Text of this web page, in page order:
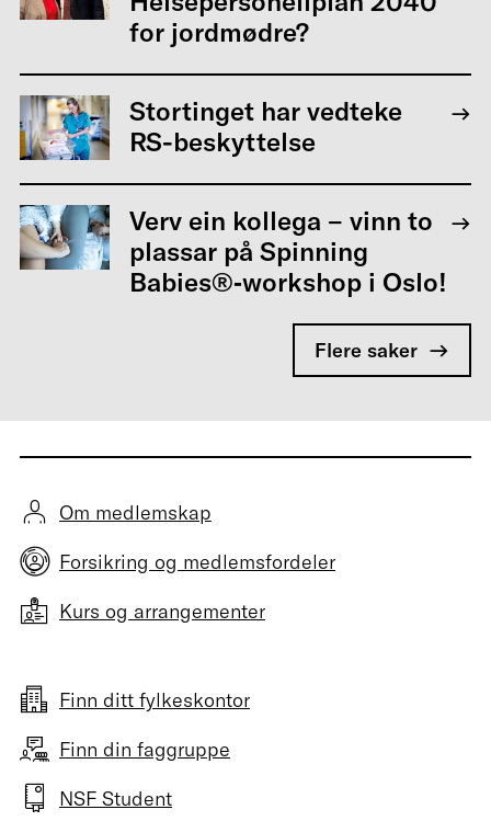
for jordmødre?
Stortinget har vedteke
RS-beskyttelse
Verv ein kollega – vinn to
plassar på Spinning
Babies®‑workshop i Oslo!
Flere saker
Om medlemskap
Forsikring og medlemsfordeler
Kurs og arrangementer
Finn ditt fylkeskontor
Finn din faggruppe
NSF Student